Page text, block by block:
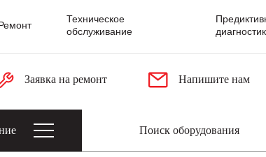
Техническое
обслуживание
Заявка на ремонт Напишите нам